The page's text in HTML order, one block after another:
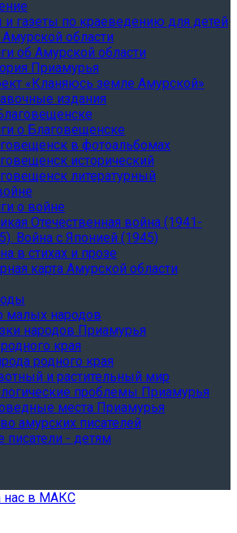
газеты по краеведению для детей
области
об Амурской области
Приамурья
«Кланяюсь земле Амурской»
издания
о Благовещенске
в фотоальбомах
исторический
литературный
о войне
Отечественная война (1941-
Война с Японией (1945)
в стихах и прозе
карта Амурской области
малых народов
народов Приамурья
края
родного края
и растительный мир
проблемы Приамурья
места Приамурья
амурских писателей
писатели - детям
нас в МАКС